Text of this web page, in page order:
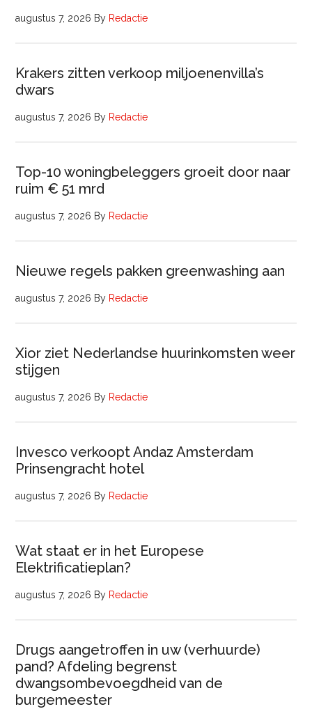
augustus 7, 2026 By Redactie
Krakers zitten verkoop miljoenenvilla’s
dwars
augustus 7, 2026 By Redactie
Top-10 woningbeleggers groeit door naar
ruim € 51 mrd
augustus 7, 2026 By Redactie
Nieuwe regels pakken greenwashing aan
augustus 7, 2026 By Redactie
Xior ziet Nederlandse huurinkomsten weer
stijgen
augustus 7, 2026 By Redactie
Invesco verkoopt Andaz Amsterdam
Prinsengracht hotel
augustus 7, 2026 By Redactie
Wat staat er in het Europese
Elektrificatieplan?
augustus 7, 2026 By Redactie
Drugs aangetroffen in uw (verhuurde)
pand? Afdeling begrenst
dwangsombevoegdheid van de
burgemeester